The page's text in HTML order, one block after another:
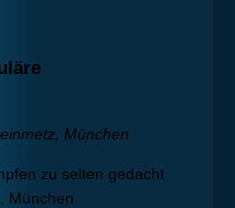
München
zu selten gedacht
München